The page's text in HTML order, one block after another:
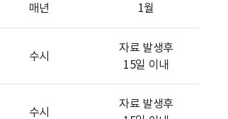
매년 1월
수시
자료 발생후
15일 이내
수시
자료 발생후